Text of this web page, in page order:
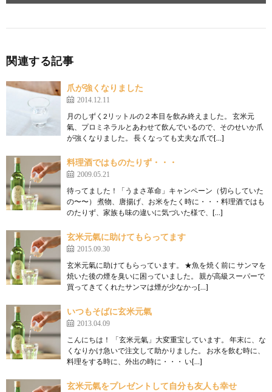
関連する記事
爪が強くなりました
2014.12.11
月のしずく2リットルの２本目を飲み終えました。 玄米元
氣、プロミネラルとあわせて飲んでいるので、そのせいか爪
が強くなりました。 長くなっても丈夫な爪で[…]
料理酒ではものたりず・・・
2009.05.21
待ってました！「うまさ革命」キャンペーン（切らしていた
の〜〜） 煮物、唐揚げ、お米をたく時に・・・料理酒ではも
のたりず、家族も味の違いに気づいた様で、[…]
玄米元氣に助けてもらってます
2015.09.30
玄米元氣に助けてもらっています。 ★魚を焼く前に サンマを
焼いた後の煙を臭いに困っていました。 親が高級スーパーで
買ってきてくれたサンマは煙が少なかっ[…]
いつもそばに玄米元氣
2013.04.09
こんにちは！ 「玄米元氣」大変重宝しています。 年末に、な
くなりかけ急いで注文して助かりました。 お水を飲む時に、
料理をする時に、外出の時に・・・ い[…]
玄米元氣をプレゼントして自分も友人も幸せ